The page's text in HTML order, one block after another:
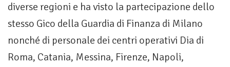
diverse regioni e ha visto la partecipazione dello
stesso Gico della Guardia di Finanza di Milano
nonché di personale dei centri operativi Dia di
Roma, Catania, Messina, Firenze, Napoli,